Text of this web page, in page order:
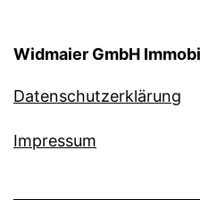
Widmaier GmbH
Datenschutzerklärung
Impressum